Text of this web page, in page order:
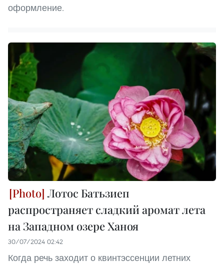
оформление.
Лотос Батьзиеп
распространяет сладкий аромат лета
на Западном озере Ханоя
30/07/2024 02:42
Когда речь заходит о квинтэссенции летних